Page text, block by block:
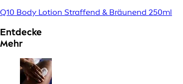
Q10 Body Lotion Straffend & Bräunend 250ml
Entdecke
Mehr